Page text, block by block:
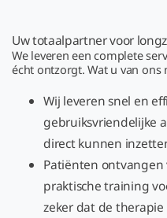
Uw totaalpartner voor
We leveren een complete
écht ontzorgt. Wat u van ons
Wij leveren snel en
gebruiksvriendelijke
direct kunnen
Patiënten ontvangen
praktische training
zeker dat de